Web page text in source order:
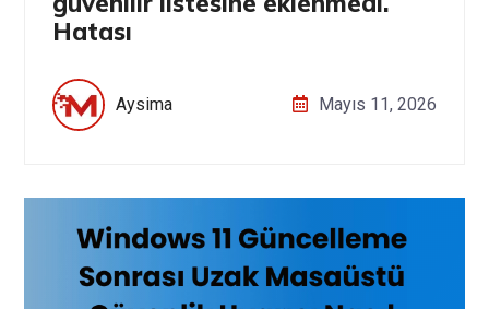
Hatası
Aysima Mayıs 11, 2026